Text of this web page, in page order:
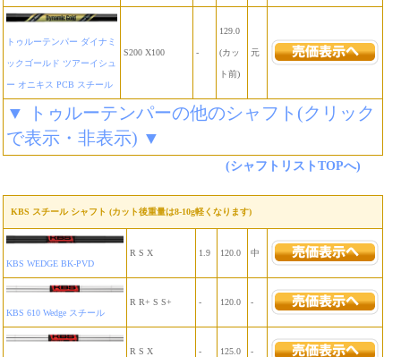
トゥルーテンパー ダイナミ
ックゴールド ツアーイシュ
ー オニキス PCB スチール
S200 X100 -
129.0
(カッ
ト前)
元
▼ トゥルーテンパーの他のシャフト(クリック
で表示・非表示) ▼
(シャフトリストTOPへ)
KBS スチール シャフト (カット後重量は8-10g軽くなります)
KBS WEDGE BK-PVD
R S X 1.9 120.0 中
KBS 610 Wedge スチール
R R+ S S+ - 120.0 -
R S X - 125.0 -